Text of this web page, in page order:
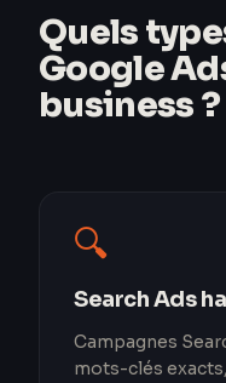
Quels
Google
business ?
🔍
Search Ads
Campagnes
mots-clés